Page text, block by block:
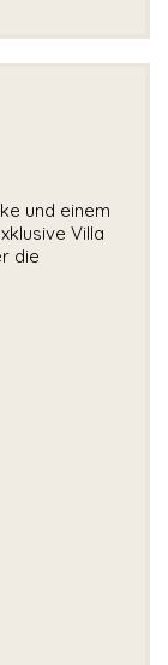
und einem
Villa
die